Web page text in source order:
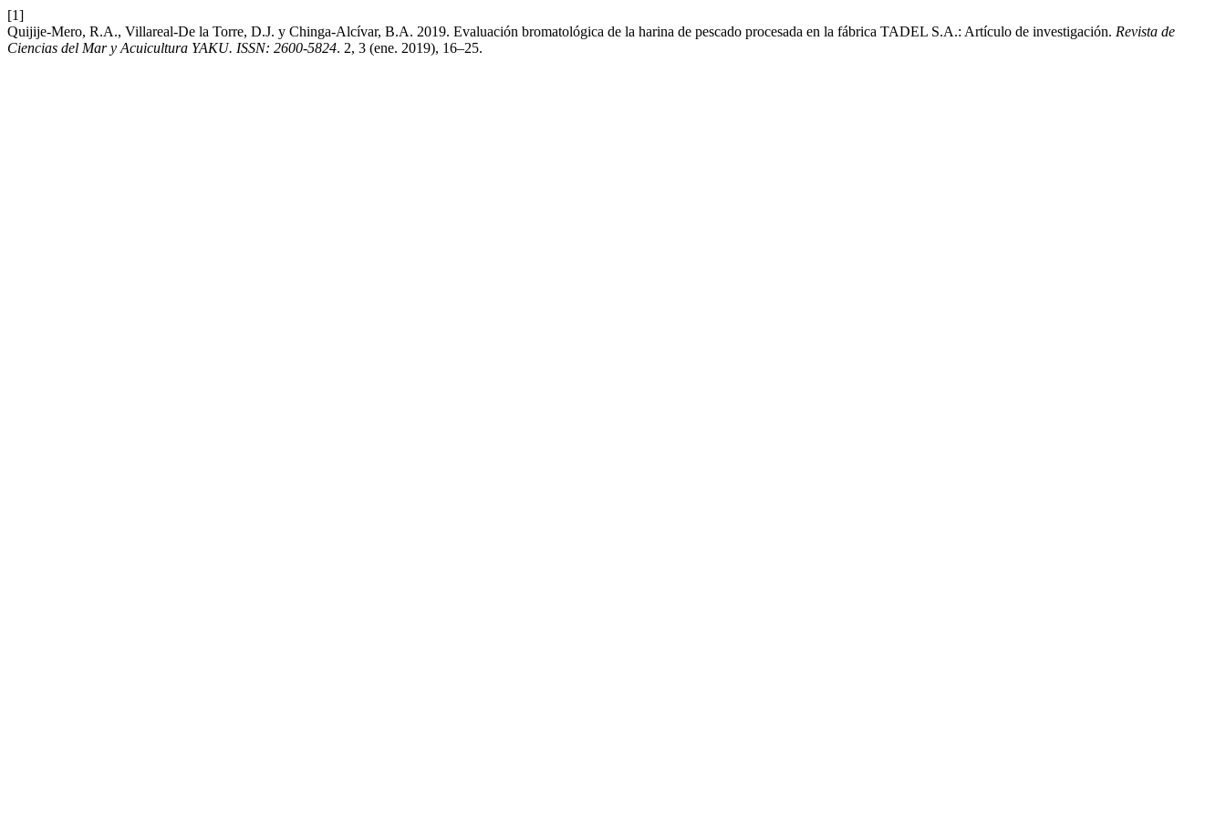
[1]
Quijije-Mero, R.A., Villareal-De la Torre, D.J. y Chinga-Alcívar, B.A. 2019. Evaluación bromatológica de la harina de pescado procesada en la fábrica TADEL S.A.: Artículo de investigación. Revista de
Ciencias del Mar y Acuicultura YAKU. ISSN: 2600-5824. 2, 3 (ene. 2019), 16–25.